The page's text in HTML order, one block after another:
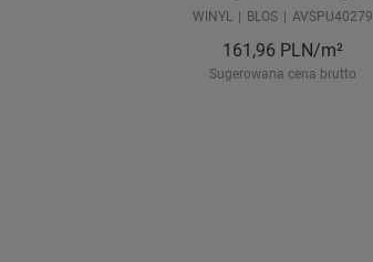
WINYL BLOS AVSPU40279
161,96 PLN/m²
Sugerowana cena brutto